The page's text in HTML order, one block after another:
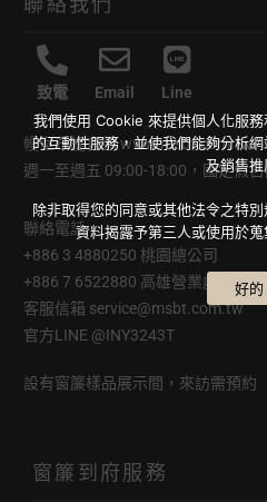
致電 Email Line
幔室布緹官網www.msbt.com.tw
週一至週五 09:00-18:00，國定假
聯絡電話
+886 3 4880250 桃園總公司
+886 7 6522880 高雄營業處
客服信箱 service@msbt.com.tw
官方LINE @INY3243T
設有窗簾樣品展示間，來訪需預約
窗簾到府服務
我們使用 Cookie 來提供個人化服
的互動性服務，並使我們能夠分析
及銷售推
除非取得您的同意或其他法令之特
資料揭露予第三人或使用於
好的